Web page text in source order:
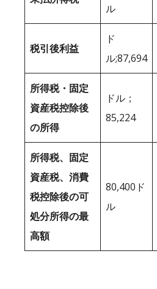
ル
税引後利益
ド
ル;87,694
所得税・固定
資産税控除後
の所得
ドル；
85,224
所得税、固定
資産税、消費
税控除後の可
処分所得の最
高額
80,400ド
ル